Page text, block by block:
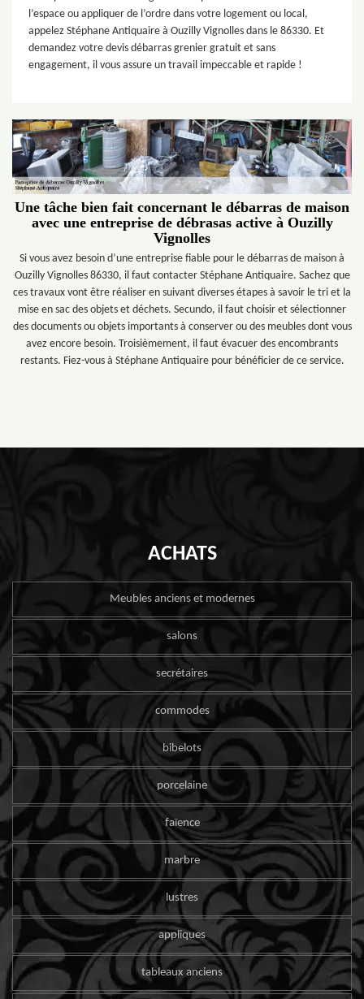
l’espace ou appliquer de l’ordre dans votre logement ou local,
appelez Stéphane Antiquaire à Ouzilly Vignolles dans le 86330. Et
demandez votre devis débarras grenier gratuit et sans
engagement, il vous assure un travail impeccable et rapide !
Une tâche bien fait concernant le débarras de maison
avec une entreprise de débrasas active à Ouzilly
Vignolles
Si vous avez besoin d’une entreprise fiable pour le débarras de maison à
Ouzilly Vignolles 86330, il faut contacter Stéphane Antiquaire. Sachez que
ces travaux vont être réaliser en suivant diverses étapes à savoir le tri et la
mise en sac des objets et déchets. Secundo, il faut choisir et sélectionner
des documents ou objets importants à conserver ou des meubles dont vous
avez encore besoin. Troisièmement, il faut évacuer des encombrants
restants. Fiez-vous à Stéphane Antiquaire pour bénéficier de ce service.
ACHATS
Meubles anciens et modernes
salons
secrétaires
commodes
bibelots
porcelaine
faïence
marbre
lustres
appliques
tableaux anciens